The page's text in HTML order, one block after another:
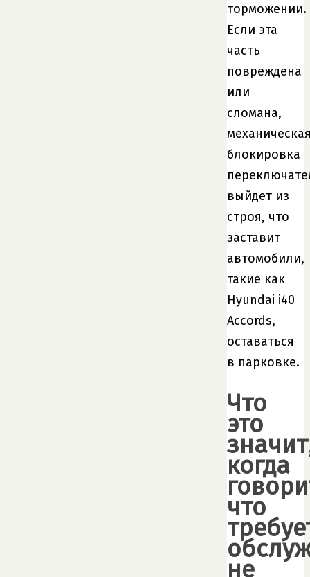
торможении.
Если эта
часть
повреждена
или
сломана,
блокировка
выйдет из
строя, что
заставит
автомобили,
такие как
Hyundai i40
Accords,
оставаться
в парковке.
Что
это
когда
что
не